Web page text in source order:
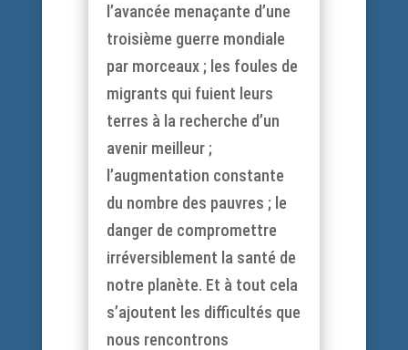
l’avancée menaçante d’une
troisième guerre mondiale
par morceaux ; les foules de
migrants qui fuient leurs
terres à la recherche d’un
avenir meilleur ;
l’augmentation constante
du nombre des pauvres ; le
danger de compromettre
irréversiblement la santé de
notre planète. Et à tout cela
s’ajoutent les difficultés que
nous rencontrons